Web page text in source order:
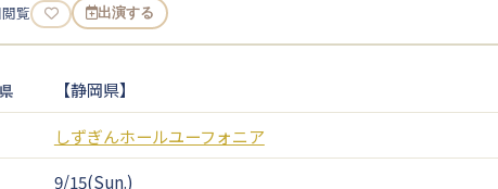
覧 出演する
【静岡県】
しずぎんホールユーフォニア
9/15(Sun.)